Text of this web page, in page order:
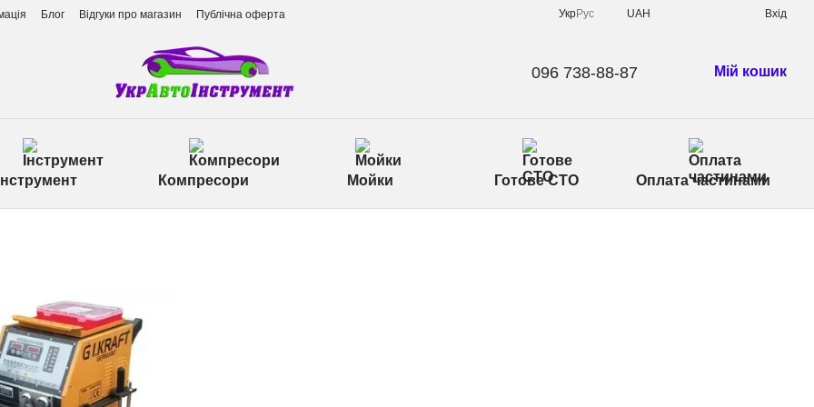
Блог Відгуки про магазин Публічна оферта УкрРус UAH Вхід
096 738-88-87 Мій кошик
Інструмент Компресори Мойки Готове СТО Оплата частинами